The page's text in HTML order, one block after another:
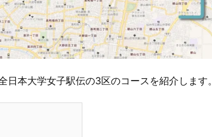
日本大学女子駅伝の3区のコースを紹介します。